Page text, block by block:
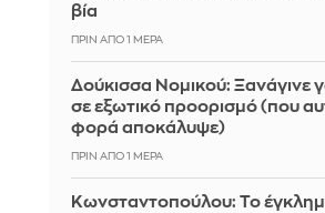
βία
ΠΡΙΝ ΑΠΌ 1 ΜΈΡΑ
Δούκισσα Νομικού: Ξανάγινε
σε εξωτικό προορισμό (που
φορά αποκάλυψε)
ΠΡΙΝ ΑΠΌ 1 ΜΈΡΑ
Κωνσταντοπούλου: Το